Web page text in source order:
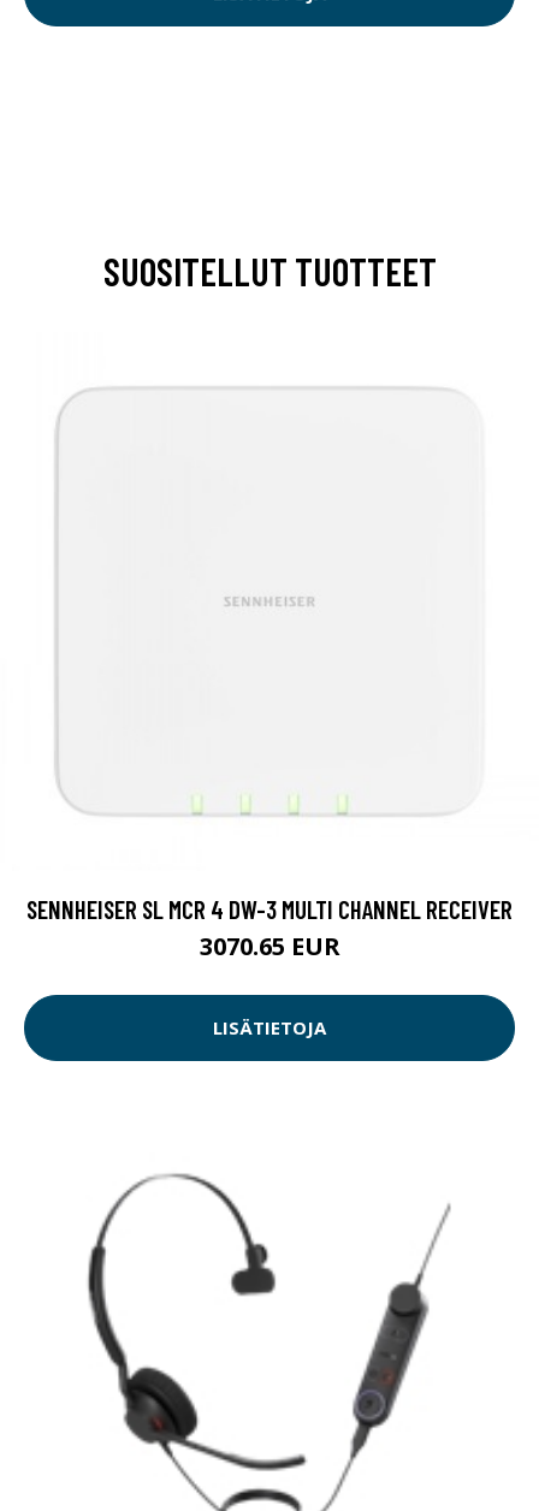
SUOSITELLUT TUOTTEET
SENNHEISER SL MCR 4 DW-3 MULTI CHANNEL RECEIVER
3070.65 EUR
LISÄTIETOJA